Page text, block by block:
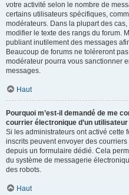
votre activité selon le nombre de
certains utilisateurs spécifiques,
modérateurs. Dans la plupart des
modifier le texte des rangs du forum.
publiant inutilement des messages
Beaucoup de forums ne toléreront
modérateur pourra vous sanctionner
messages.
Haut
Pourquoi m’est-il demandé de me
courrier électronique d’un utilisateur
Si les administrateurs ont activé cette
inscrits peuvent envoyer des
depuis un formulaire dédié. Cela
du système de messagerie
des robots.
Haut